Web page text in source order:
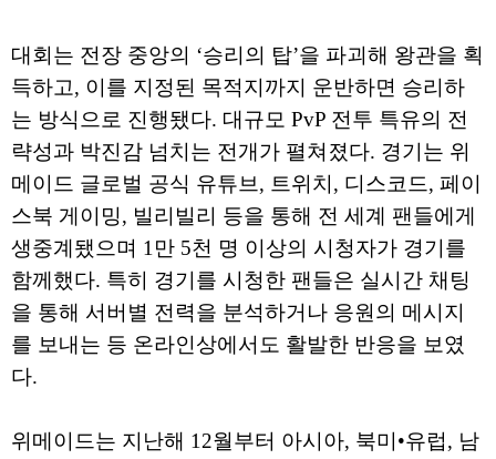
대회는 전장 중앙의 ‘승리의 탑’을 파괴해 왕관을 획
득하고, 이를 지정된 목적지까지 운반하면 승리하
는 방식으로 진행됐다. 대규모 PvP 전투 특유의 전
략성과 박진감 넘치는 전개가 펼쳐졌다. 경기는 위
메이드 글로벌 공식 유튜브, 트위치, 디스코드, 페이
스북 게이밍, 빌리빌리 등을 통해 전 세계 팬들에게
생중계됐으며 1만 5천 명 이상의 시청자가 경기를
함께했다. 특히 경기를 시청한 팬들은 실시간 채팅
을 통해 서버별 전력을 분석하거나 응원의 메시지
를 보내는 등 온라인상에서도 활발한 반응을 보였
다.
위메이드는 지난해 12월부터 아시아, 북미•유럽, 남